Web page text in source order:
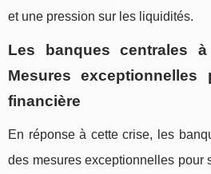
et une pression sur les liquidités.
Les banques centrales
Mesures
financière
En réponse à cette crise, les
des mesures exceptionnelles pour